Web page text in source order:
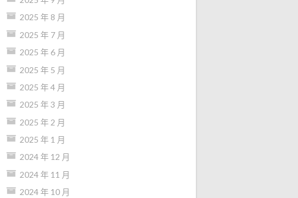
2025 年 8 月
2025 年 7 月
2025 年 6 月
2025 年 5 月
2025 年 4 月
2025 年 3 月
2025 年 2 月
2025 年 1 月
2024 年 12 月
2024 年 11 月
2024 年 10 月